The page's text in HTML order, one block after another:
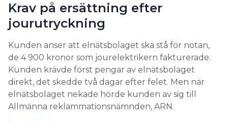
Krav på ersättning efter
jourutryckning
Kunden anser att elnätsbolaget ska stå för notan,
de 4 900 kronor som jourelektrikern fakturerade.
Kunden krävde först pengar av elnätsbolaget
direkt, det skedde två dagar efter felet. Men när
elnätsbolaget nekade hörde kunden av sig till
Allmänna reklammationsnämnden, ARN.